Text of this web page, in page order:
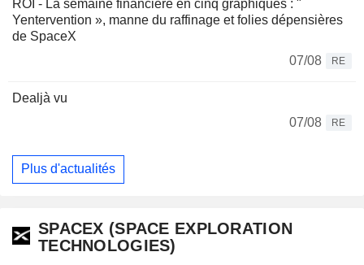
ROI - La semaine financière en cinq graphiques : "
Yentervention », manne du raffinage et folies dépensières
de SpaceX
07/08
RE
Dealjà vu
07/08
RE
Plus d'actualités
SPACEX (SPACE EXPLORATION
TECHNOLOGIES)